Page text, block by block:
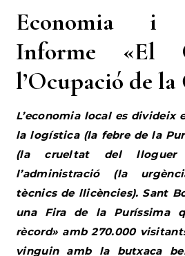
Economia i
Informe «El
l’Ocupació de
L’economia local es divideix
la logística (la febre de la
(la crueltat del
l’administració (la
tècnics de llicències). Sant
una Fira de la Puríssima
rècord» amb 270.000
vinguin amb la butxaca